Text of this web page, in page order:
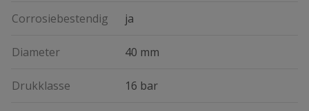
Corrosiebestendig ja
Diameter 40 mm
Drukklasse 16 bar